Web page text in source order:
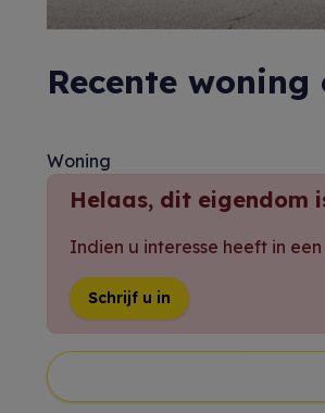
Recente
Woning
Helaas, dit eigendom
Indien u interesse heeft in
Schrijf u in